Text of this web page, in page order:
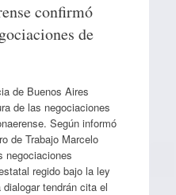
confirmó
de
de Buenos Aires
de las negociaciones
Según informó
de Trabajo Marcelo
negociaciones
regido bajo la ley
tendrán cita el